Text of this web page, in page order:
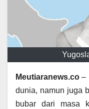
Meutiaranews.co –
dunia, namun juga
bubar dari masa